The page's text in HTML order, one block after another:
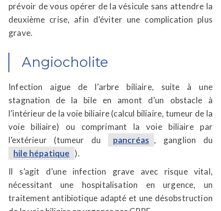
prévoir de vous opérer de la vésicule sans attendre la
deuxième crise, afin d’éviter une complication plus
grave.
Angiocholite
Infection aigue de l’arbre biliaire, suite à une
stagnation de la bile en amont d’un obstacle à
l’intérieur de la voie biliaire (calcul biliaire, tumeur de la
voie biliaire) ou comprimant la voie biliaire par
l’extérieur (tumeur du
pancréas , ganglion du
hile hépatique ).
Il s’agit d’une infection grave avec risque vital,
nécessitant une hospitalisation en urgence, un
traitement antibiotique adapté et une désobstruction